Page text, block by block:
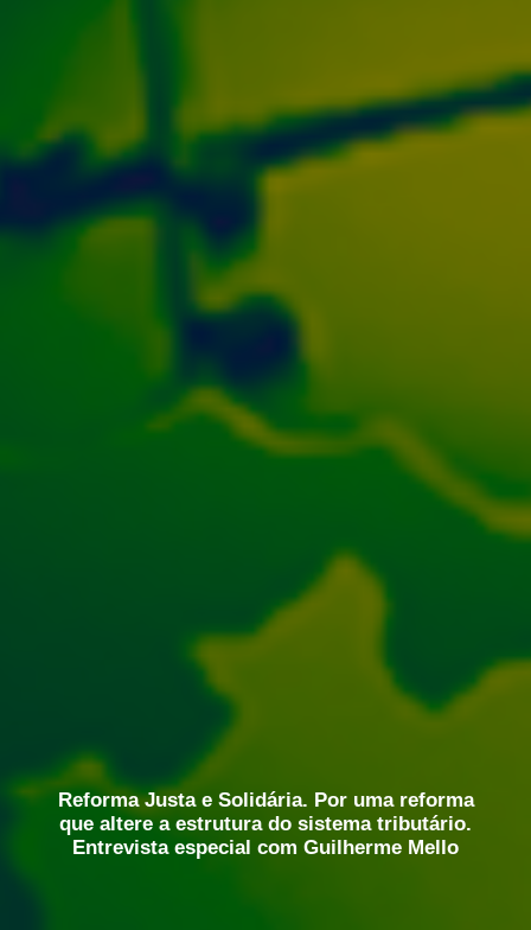
Reforma Justa e Solidária. Por uma reforma
que altere a estrutura do sistema tributário.
Entrevista especial com Guilherme Mello